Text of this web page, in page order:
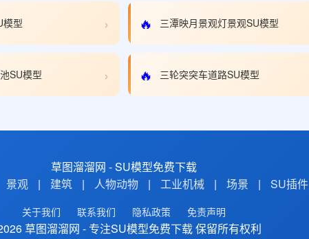
模型 › 🔥 三潭映月景观灯景观SU模型
SU模型 › 🔥 三轮突突车道路SU模型
草图溜溜网 - SU模型免费下载
景观 | 建筑 | 人物动物 | 工业机械 | 场景 | SU插件
关于我们 联系我们 隐私政策 免责声明
草图溜溜网 - 专注SU模型免费下载 保留所有权利